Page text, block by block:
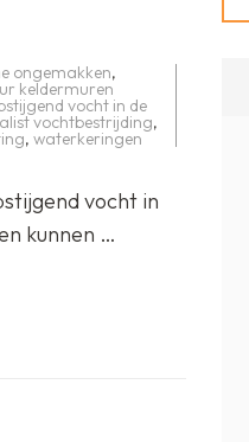
ongemakken,
keldermuren
vocht in de
vochtbestrijding,
, waterkeringen
vocht in
kunnen …